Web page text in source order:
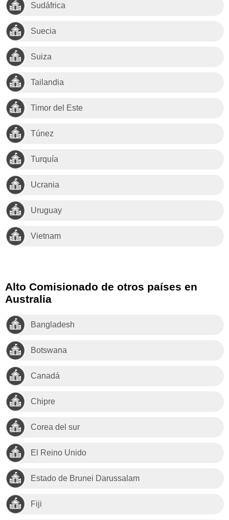
Sudáfrica
Suecia
Suiza
Tailandia
Timor del Este
Túnez
Turquía
Ucrania
Uruguay
Vietnam
Alto Comisionado de otros países en
Australia
Bangladesh
Botswana
Canadá
Chipre
Corea del sur
El Reino Unido
Estado de Brunei Darussalam
Fiji